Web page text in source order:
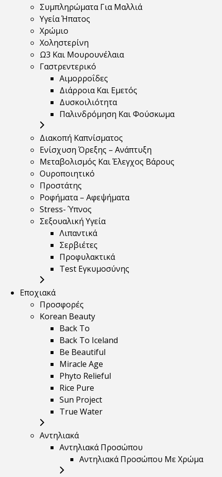
Συμπληρώματα Για Μαλλιά
Υγεία Ήπατος
Χρώμιο
Χοληστερίνη
Ω3 Και Μουρουνέλαια
Γαστρεντερικό
Αιμορροΐδες
Διάρροια Και Εμετός
Δυσκοιλιότητα
Παλινδρόμηση Και Φούσκωμα
Διακοπή Καπνίσματος
Ενίσχυση Όρεξης – Ανάπτυξη
Μεταβολισμός Και Έλεγχος Βάρους
Ουροποιητικό
Προστάτης
Ροφήματα – Αφεψήματα
Stress- Ύπνος
Σεξουαλική Υγεία
Λιπαντικά
Σερβιέτες
Προφυλακτικά
Test Εγκυμοσύνης
Εποχιακά
Προσφορές
Korean Beauty
Back To
Back To Iceland
Be Beautiful
Miracle Age
Phyto Relieful
Rice Pure
Sun Project
True Water
Αντηλιακά
Αντηλιακά Προσώπου
Αντηλιακά Προσώπου Με Χρώμα